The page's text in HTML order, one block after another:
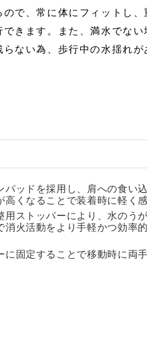
企業広告
ので、常に体にフィットし、
できます。また、満水でない
ない為、歩行中の水揺れが
ッドを採用し、肩への食い
くなることで装着時に軽く感
ストッパーにより、水のう
火活動をより手軽かつ効率
固定することで移動時に両